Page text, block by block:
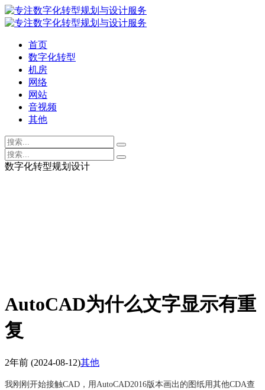
首页
数字化转型
机房
网络
网站
音视频
其他
数字化转型规划设计
AutoCAD为什么文字显示有重
复
2年前 (2024-08-12)其他
我刚刚开始接触CAD，用AutoCAD2016版本画出的图纸用其他CDA查